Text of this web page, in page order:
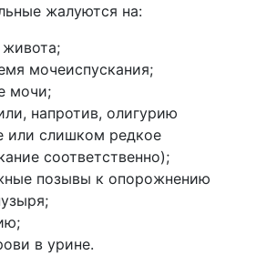
жалуются на:
живота;
мочеиспускания;
мочи;
напротив, олигурию
или слишком редкое
соответственно);
позывы к опорожнению
в урине.